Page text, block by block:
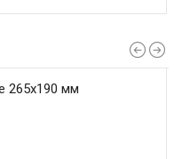
265x190 мм